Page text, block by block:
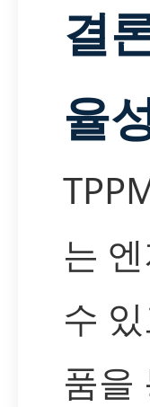
결
율
는
수
품을